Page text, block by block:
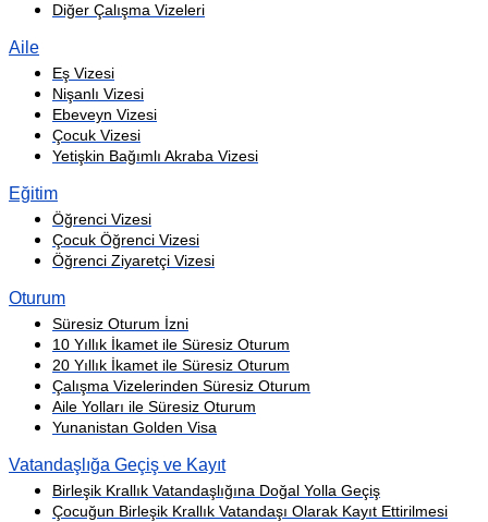
Diğer Çalışma Vizeleri
Aile
Eş Vizesi
Nişanlı Vizesi
Ebeveyn Vizesi
Çocuk Vizesi
Yetişkin Bağımlı Akraba Vizesi
Eğitim
Öğrenci Vizesi
Çocuk Öğrenci Vizesi
Öğrenci Ziyaretçi Vizesi
Oturum
Süresiz Oturum İzni
10 Yıllık İkamet ile Süresiz Oturum
20 Yıllık İkamet ile Süresiz Oturum
Çalışma Vizelerinden Süresiz Oturum
Aile Yolları ile Süresiz Oturum
Yunanistan Golden Visa
Vatandaşlığa Geçiş ve Kayıt
Birleşik Krallık Vatandaşlığına Doğal Yolla Geçiş
Çocuğun Birleşik Krallık Vatandaşı Olarak Kayıt Ettirilmesi